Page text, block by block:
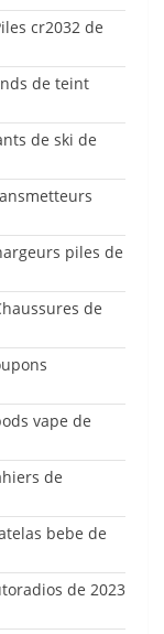
cr2032 de
de teint
de ski de
piles de
de
vape de
de
bebe de
de 2023